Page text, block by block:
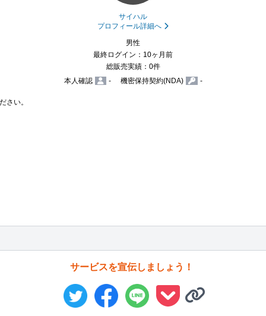
サイハル
プロフィール詳細へ
男性
最終ログイン：10ヶ月前
総販売実績：0件
本人確認
- 機密保持契約(NDA) -
さい。
サービスを宣伝しましょう！